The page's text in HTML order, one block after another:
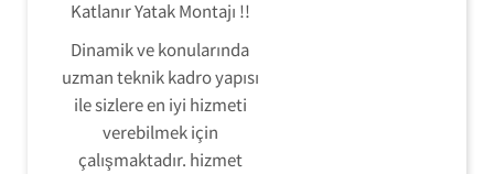
Katlanır Yatak Montajı !!
Dinamik ve konularında
uzman teknik kadro yapısı
ile sizlere en iyi hizmeti
verebilmek için
çalışmaktadır. hizmet